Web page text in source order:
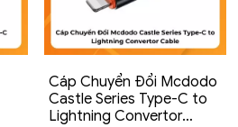
Cáp Chuyển Đổi Mcdodo
Castle Series Type-C to
Lightning Convertor…